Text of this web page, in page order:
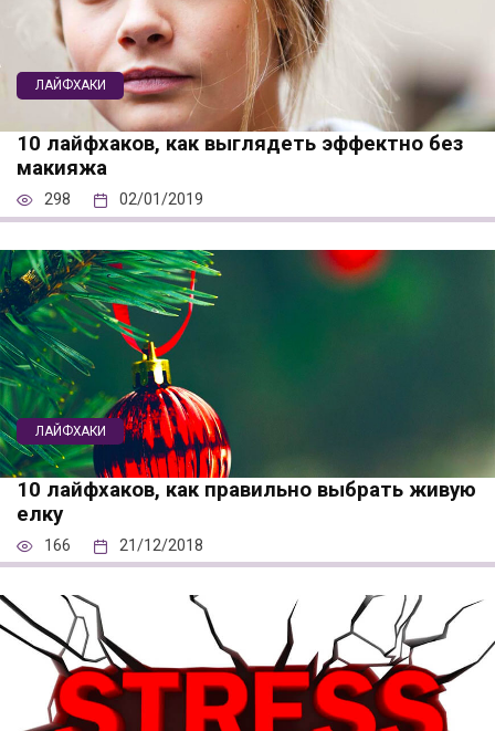
ЛАЙФХАКИ
10 лайфхаков, как выглядеть эффектно без
макияжа
298 02/01/2019
ЛАЙФХАКИ
10 лайфхаков, как правильно выбрать живую
елку
166 21/12/2018